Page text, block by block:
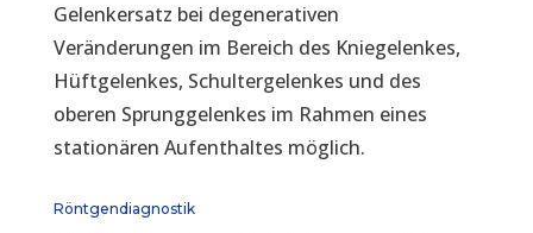
Gelenkersatz bei degenerativen
Veränderungen im Bereich des Kniegelenkes,
Hüftgelenkes, Schultergelenkes und des
oberen Sprunggelenkes im Rahmen eines
stationären Aufenthaltes möglich.
Röntgendiagnostik